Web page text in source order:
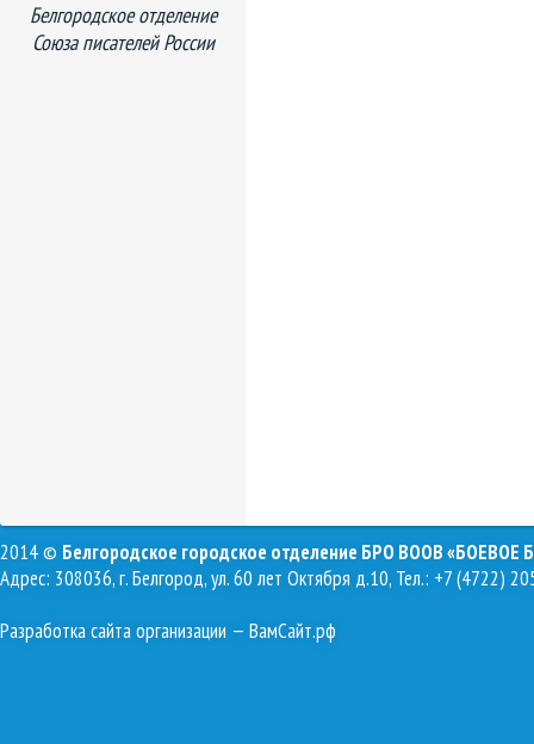
Белгородское отделение
Союза писателей России
2014 © Белгородское городское отделение БРО ВООВ «БОЕВОЕ
Адрес: 308036, г. Белгород, ул. 60 лет Октября д.10, Тел.: +7 (4722)
Разработка сайта организации — ВамСайт.рф